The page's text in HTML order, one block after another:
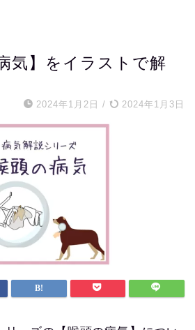
気】をイラストで解
2024年1月2日 / 2024年1月3日